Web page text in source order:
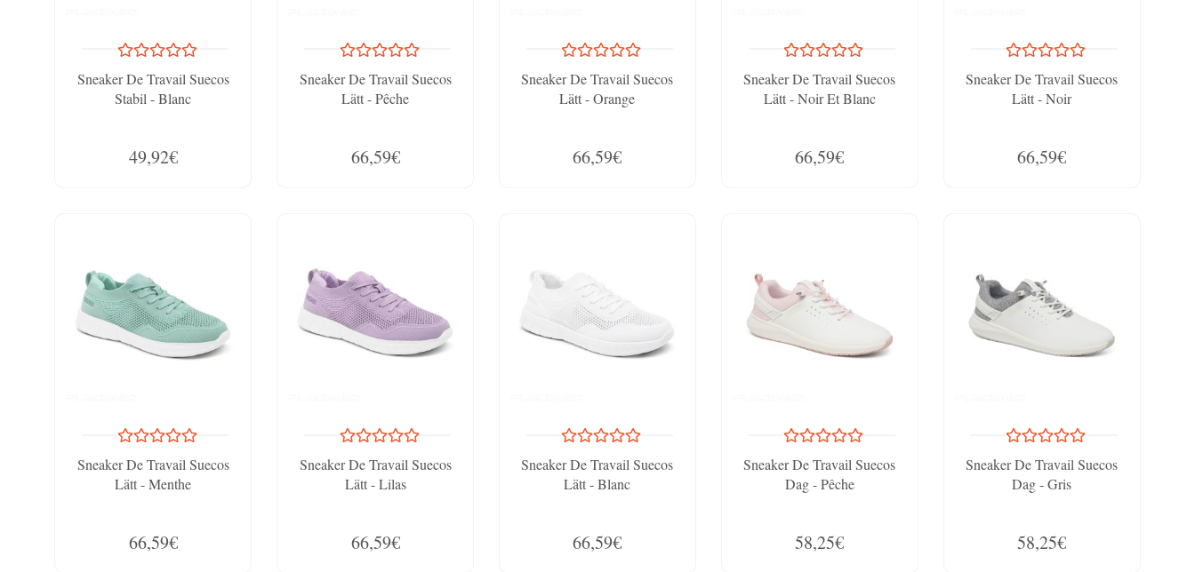
Sneaker De Travail Suecos
Stabil - Blanc
49,92€
Sneaker De Travail Suecos
Lätt - Pêche
66,59€
Sneaker De Travail Suecos
Lätt - Orange
66,59€
Sneaker De Travail Suecos
Lätt - Noir Et Blanc
66,59€
Sneaker De Travail Suecos
Lätt - Noir
66,59€
Sneaker De Travail Suecos
Lätt - Menthe
66,59€
Sneaker De Travail Suecos
Lätt - Lilas
66,59€
Sneaker De Travail Suecos
Lätt - Blanc
66,59€
Sneaker De Travail Suecos
Dag - Pêche
58,25€
Sneaker De Travail Suecos
Dag - Gris
58,25€